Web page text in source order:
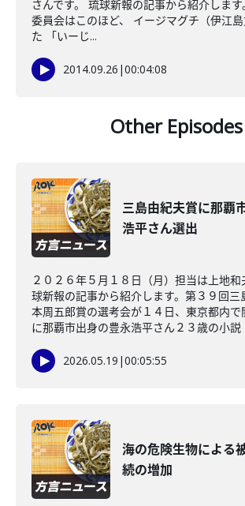
さんです。 琉球新報の記事から紹介しま
委員会はこのほど、 イージマグチ（伊江
た 「いーじ...
2014.09.26 |00:04:08
Other Episodes
三島由紀夫賞に那覇
浩平さん選出
２０２６年５月１８日（月）担当は上地和
球新報の記事から紹介します。第３９回三
本周五郎賞の選考会が１４日、東京都内で
に那覇市出身の豊永浩平さん２３歳の小説
2026.05.19 |00:05:55
海の危険生物によ
続の増加